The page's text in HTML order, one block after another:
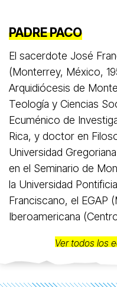
PADRE PACO
El sacerdote José
(Monterrey, México,
Arquidiócesis de
Teología y Ciencias
Ecuménico de
Rica, y doctor en
Universidad
en el Seminario de
la Universidad
Franciscano, el EGAP
Iberoamericana
Ver todos los